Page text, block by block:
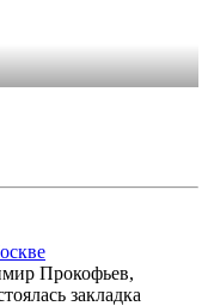
Прокофьев,
закладка